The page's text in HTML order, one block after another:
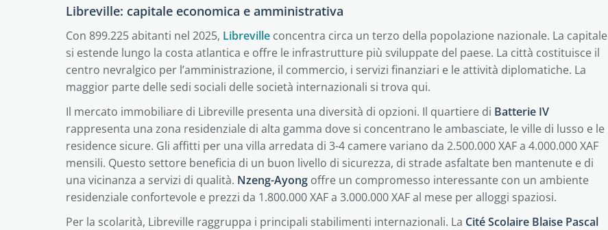
Libreville: capitale economica e amministrativa
Con 899.225 abitanti nel 2025, Libreville concentra circa un terzo della popolazione nazionale. La capitale
si estende lungo la costa atlantica e offre le infrastrutture più sviluppate del paese. La città costituisce il
centro nevralgico per l’amministrazione, il commercio, i servizi finanziari e le attività diplomatiche. La
maggior parte delle sedi sociali delle società internazionali si trova qui.
Il mercato immobiliare di Libreville presenta una diversità di opzioni. Il quartiere di Batterie IV
rappresenta una zona residenziale di alta gamma dove si concentrano le ambasciate, le ville di lusso e le
residence sicure. Gli affitti per una villa arredata di 3-4 camere variano da 2.500.000 XAF a 4.000.000 XAF
mensili. Questo settore beneficia di un buon livello di sicurezza, di strade asfaltate ben mantenute e di
una vicinanza a servizi di qualità. Nzeng-Ayong offre un compromesso interessante con un ambiente
residenziale confortevole e prezzi da 1.800.000 XAF a 3.000.000 XAF al mese per alloggi spaziosi.
Per la scolarità, Libreville raggruppa i principali stabilimenti internazionali. La Cité Scolaire Blaise Pascal